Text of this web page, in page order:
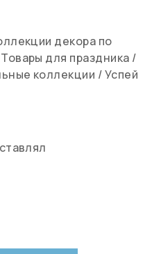
декора по
Товары для праздника /
коллекции /Успей